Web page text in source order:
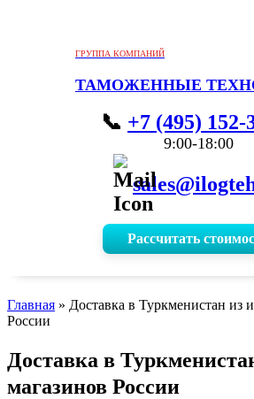
ГРУППА КОМПАНИЙ
ТАМОЖЕННЫЕ
+7 (495) 152-
9:00-18:00
Рассчитать
Главная » Доставка в Туркменистан из
России
Доставка в
магазинов России